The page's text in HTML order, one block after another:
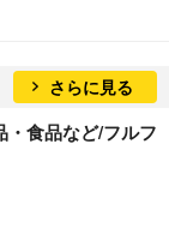
さらに見る
食品など/フルフ